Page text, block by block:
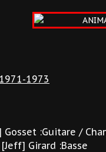
1971-1973
Gosset :Guitare /
Girard :Basse